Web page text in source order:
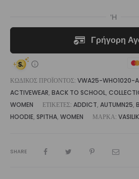
ΚΩΔΙΚΌΣ ΠΡΟΪΌΝΤΟΣ: VWA25-WHO1020-
ACTIVEWEAR, BACK TO SCHOOL,
WOMEN
ΕΤΙΚΈΤΕΣ: ADDICT, AUTUMN25,
HOODIE, SPITHA, WOMEN ΜΆΡΚΑ:
SHARE